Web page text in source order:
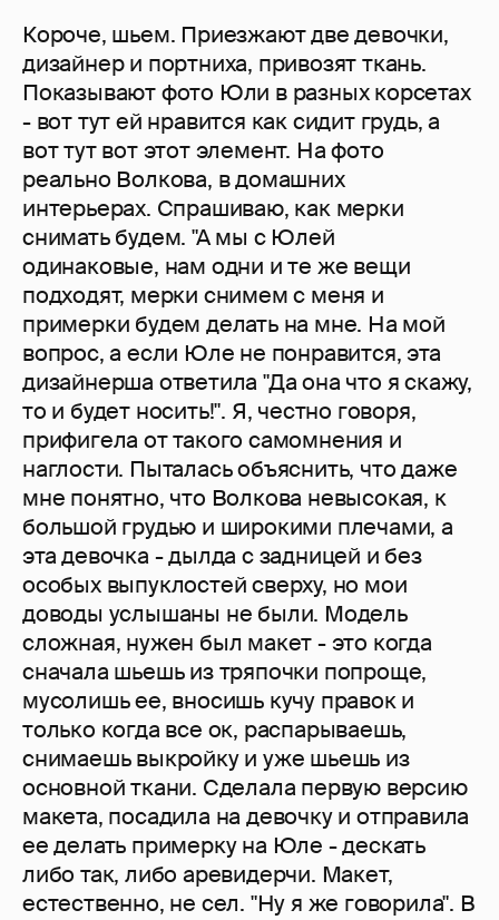
Короче, шьем. Приезжают две девочки,
дизайнер и портниха, привозят ткань.
Показывают фото Юли в разных корсетах
- вот тут ей нравится как сидит грудь, а
вот тут вот этот элемент. На фото
реально Волкова, в домашних
интерьерах. Спрашиваю, как мерки
снимать будем. "А мы с Юлей
одинаковые, нам одни и те же вещи
подходят, мерки снимем с меня и
примерки будем делать на мне. На мой
вопрос, а если Юле не понравится, эта
дизайнерша ответила "Да она что я скажу,
то и будет носить!". Я, честно говоря,
прифигела от такого самомнения и
наглости. Пыталась объяснить, что даже
мне понятно, что Волкова невысокая, к
большой грудью и широкими плечами, а
эта девочка - дылда с задницей и без
особых выпуклостей сверху, но мои
доводы услышаны не были. Модель
сложная, нужен был макет - это когда
сначала шьешь из тряпочки попроще,
мусолишь ее, вносишь кучу правок и
только когда все ок, распарываешь,
снимаешь выкройку и уже шьешь из
основной ткани. Сделала первую версию
макета, посадила на девочку и отправила
ее делать примерку на Юле - дескать
либо так, либо аревидерчи. Макет,
естественно, не сел. "Ну я же говорила". В